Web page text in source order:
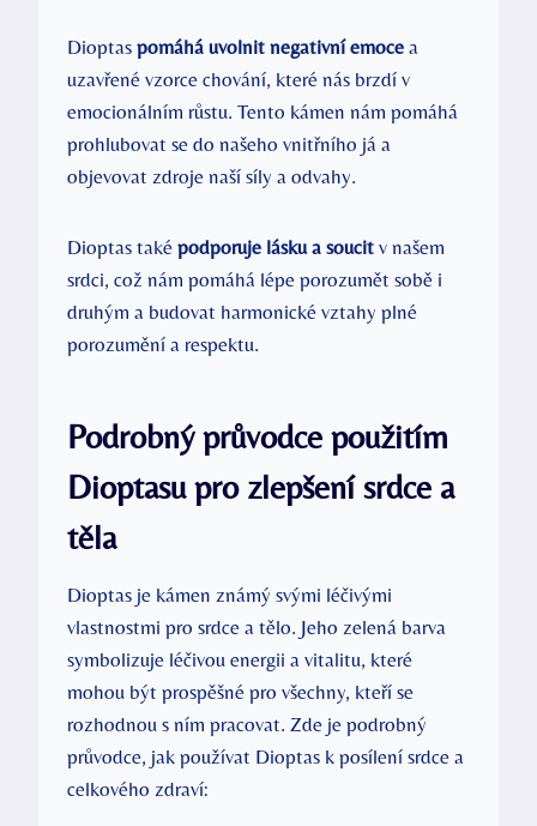
Dioptas pomáhá uvolnit negativní emoce a
uzavřené vzorce chování, které nás brzdí v
emocionálním růstu. Tento kámen nám pomáhá
prohlubovat se do našeho vnitřního já a
objevovat zdroje naší síly a odvahy.
Dioptas také podporuje lásku a soucit v našem
srdci, což nám pomáhá lépe porozumět sobě i
druhým a budovat harmonické vztahy plné
porozumění a respektu.
Podrobný průvodce použitím
Dioptasu pro zlepšení srdce a
těla
Dioptas je kámen známý svými léčivými
vlastnostmi pro srdce a tělo. Jeho zelená barva
symbolizuje léčivou energii a vitalitu, které
mohou být prospěšné pro všechny, kteří se
rozhodnou s ním pracovat. Zde je podrobný
průvodce, jak používat Dioptas k posílení srdce a
celkového zdraví: